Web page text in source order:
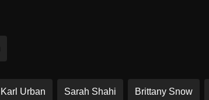
Karl Urban Sarah Shahi Brittany Snow